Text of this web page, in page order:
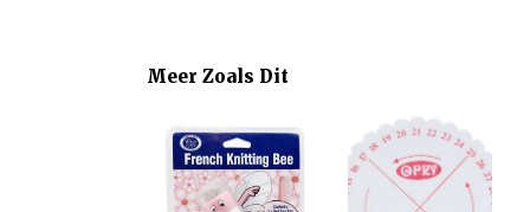
Meer Zoals Dit